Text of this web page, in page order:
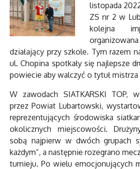
listopada
ZS nr 2 w
kolejna
działający przy szkole. Tym razem
ul. Chopina spotkały się najlepsze
powiecie aby walczyć o tytuł
W zawodach SIATKARSKI TOP,
przez Powiat Lubartowski,
reprezentujących środowiska
okolicznych miejscowości.
sobą najpierw w dwóch grupach
każdym”, a następnie rozegrano
turnieju. Po wielu emocjonujących